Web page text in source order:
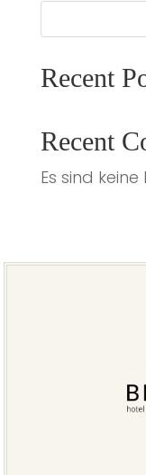
Recent
Recent
Es sind